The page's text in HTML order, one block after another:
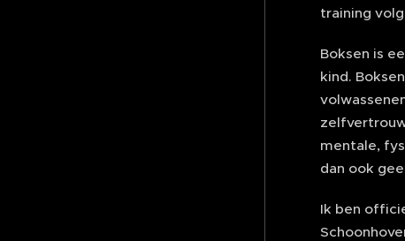
training
Boksen is
kind.
mentale,
dan ook
Ik ben